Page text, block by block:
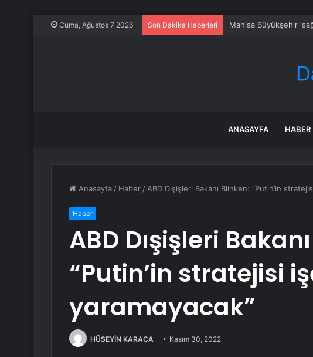
Cuma, Ağustos 7 2026 Son Dakika Haberleri Manisa Büyükşehir
ANASAYFA HABER
Anasayfa / Haber / ABD Dışişleri Bakanı Blinken: “Putin’in
Haber
ABD Dışişleri
“Putin’in stratejisi
yaramayacak”
HÜSEYİN KARACA Kasım 30, 2022